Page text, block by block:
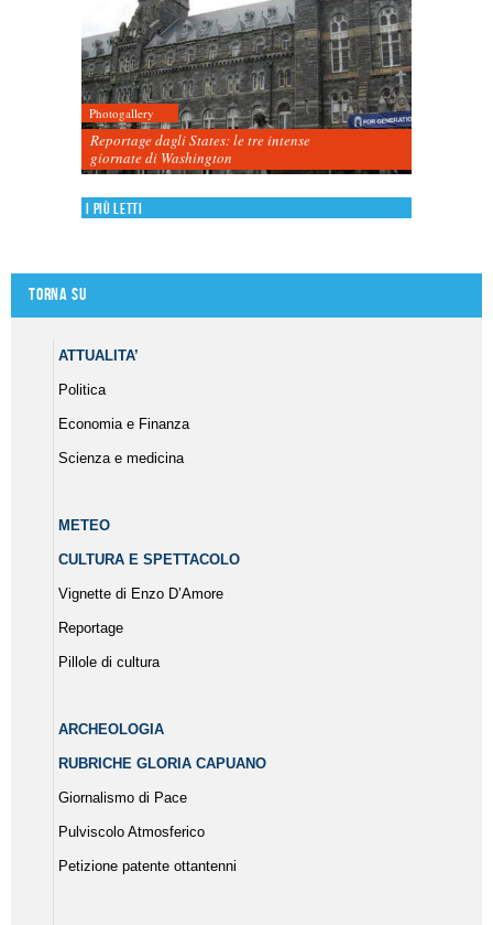
Photogallery
Reportage dagli States: le tre intense
giornate di Washington
I più letti
Torna su
ATTUALITA’
Politica
Economia e Finanza
Scienza e medicina
METEO
CULTURA E SPETTACOLO
Vignette di Enzo D’Amore
Reportage
Pillole di cultura
ARCHEOLOGIA
RUBRICHE GLORIA CAPUANO
Giornalismo di Pace
Pulviscolo Atmosferico
Petizione patente ottantenni